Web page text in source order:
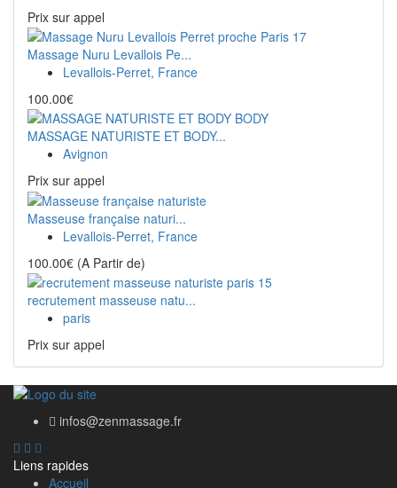
Prix ​​sur appel
Massage Nuru Levallois Pe...
Levallois-Perret, France
100.00€
MASSAGE NATURISTE ET BODY...
Avignon
Prix ​​sur appel
Masseuse française naturi...
Levallois-Perret, France
100.00€ (A Partir de)
recrutement masseuse natu...
paris
Prix ​​sur appel
infos@zenmassage.fr
Liens rapides
Accueil